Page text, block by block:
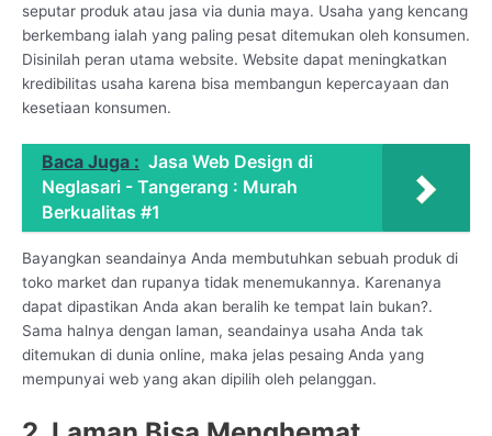
seputar produk atau jasa via dunia maya. Usaha yang kencang
berkembang ialah yang paling pesat ditemukan oleh konsumen.
Disinilah peran utama website. Website dapat meningkatkan
kredibilitas usaha karena bisa membangun kepercayaan dan
kesetiaan konsumen.
Baca Juga : Jasa Web Design di
Neglasari - Tangerang : Murah
Berkualitas #1
Bayangkan seandainya Anda membutuhkan sebuah produk di
toko market dan rupanya tidak menemukannya. Karenanya
dapat dipastikan Anda akan beralih ke tempat lain bukan?.
Sama halnya dengan laman, seandainya usaha Anda tak
ditemukan di dunia online, maka jelas pesaing Anda yang
mempunyai web yang akan dipilih oleh pelanggan.